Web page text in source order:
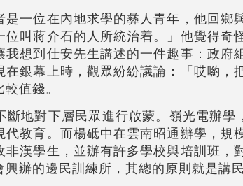
一位在內地求學的彝人青年，他回鄉
叫蔣介石的人所統治着。」他覺得奇
想到仕安先生講述的一件趣事：政府
銀幕上時，觀眾紛紛議論：「哎喲，
值錢。
斷地對下層民眾進行啟蒙。嶺光電辦
教育。而楊砥中在雲南昭通辦學，規
漢學生，並辦有許多學校與培訓班，
辦的邊民訓練所，其總的原則就是講民